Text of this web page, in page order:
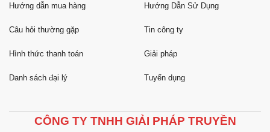
Hướng dẫn mua hàng
Câu hỏi thường gặp
Hình thức thanh toán
Danh sách đại lý
Hướng Dẫn Sử Dụng
Tin công ty
Giải pháp
Tuyển dụng
CÔNG TY TNHH GIẢI PHÁP TRUYỀN